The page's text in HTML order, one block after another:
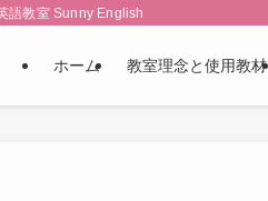
語教室 Sunny English
ホーム 教室理念と使用教材